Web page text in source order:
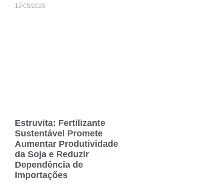
12/05/2026
Estruvita: Fertilizante
Sustentável Promete
Aumentar Produtividade
da Soja e Reduzir
Dependência de
Importações